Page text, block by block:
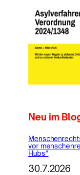
Neu im
vor
Hubs“
30.7.2026